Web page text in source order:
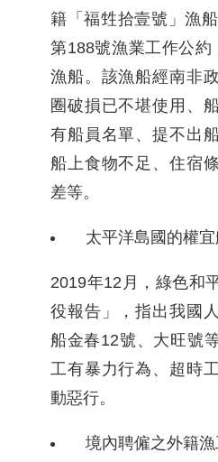
請
選
擇
語
言
籍「福甡拾壹號」漁
第188號漁業工作公
漁船。該漁船經南非
圈破損已不堪使用、
有船員名單、提不出
船上食物不足、住宿
差等。
太平洋島國的權宜
2019年12月，綠色和
役報告」，指出我國
船金春12號、大旺號
工有暴力行為、超時
動惡行。
境內聘僱之外籍漁